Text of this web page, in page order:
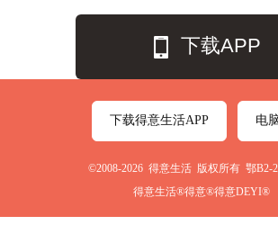
下载APP
下载得意生活APP 电
©2008-2026 得意生活 版权所有 鄂B2-
得意生活®得意®得意DEYI®